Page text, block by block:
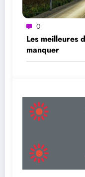
0
Les meilleures
manquer